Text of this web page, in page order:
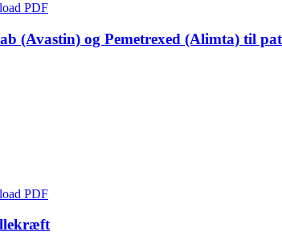
PDF
(Avastin) og Pemetrexed (Alimta) til
PDF